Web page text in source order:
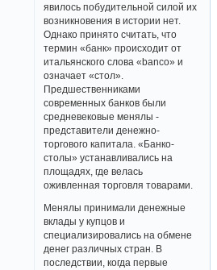
явилось побудительной силой их
возникновения в истории нет.
Однако принято считать, что
термин «банк» происходит от
итальянского слова «banco» и
означает «стол».
Предшественниками
современных банков были
средневековые менялы -
представители денежно-
торгового капитала. «Банко-
столы» устанавливались на
площадях, где велась
оживленная торговля товарами.
Менялы принимали денежные
вклады у купцов и
специализировались на обмене
денег различных стран. В
последствии, когда первые